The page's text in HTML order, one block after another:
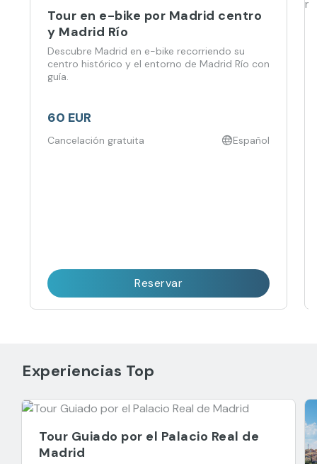
Tour en e-bike por Madrid centro
y Madrid Río
Descubre Madrid en e-bike recorriendo su
centro histórico y el entorno de Madrid Río con
guía.
60 EUR
Cancelación gratuita Español
Reservar
Experiencias Top
Tour Guiado por el Palacio Real de
Madrid